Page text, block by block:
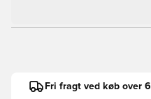
Fri fragt ved køb over